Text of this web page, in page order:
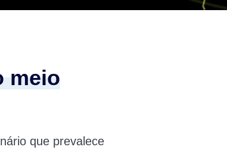
meio
que prevalece